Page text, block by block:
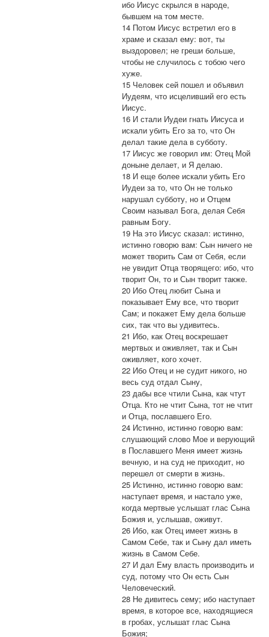
ибо Иисус скрылся в народе,
бывшем на том месте.
14 Потом Иисус встретил его в
храме и сказал ему: вот, ты
выздоровел; не греши больше,
чтобы не случилось с тобою чего
хуже.
15 Человек сей пошел и объявил
Иудеям, что исцеливший его есть
Иисус.
16 И стали Иудеи гнать Иисуса и
искали убить Его за то, что Он
делал такие дела в субботу.
17 Иисус же говорил им: Отец Мой
доныне делает, и Я делаю.
18 И еще более искали убить Его
Иудеи за то, что Он не только
нарушал субботу, но и Отцем
Своим называл Бога, делая Себя
равным Богу.
19 На это Иисус сказал: истинно,
истинно говорю вам: Сын ничего не
может творить Сам от Себя, если
не увидит Отца творящего: ибо, что
творит Он, то и Сын творит также.
20 Ибо Отец любит Сына и
показывает Ему все, что творит
Сам; и покажет Ему дела больше
сих, так что вы удивитесь.
21 Ибо, как Отец воскрешает
мертвых и оживляет, так и Сын
оживляет, кого хочет.
22 Ибо Отец и не судит никого, но
весь суд отдал Сыну,
23 дабы все чтили Сына, как чтут
Отца. Кто не чтит Сына, тот не чтит
и Отца, пославшего Его.
24 Истинно, истинно говорю вам:
слушающий слово Мое и верующий
в Пославшего Меня имеет жизнь
вечную, и на суд не приходит, но
перешел от смерти в жизнь.
25 Истинно, истинно говорю вам:
наступает время, и настало уже,
когда мертвые услышат глас Сына
Божия и, услышав, оживут.
26 Ибо, как Отец имеет жизнь в
Самом Себе, так и Сыну дал иметь
жизнь в Самом Себе.
27 И дал Ему власть производить и
суд, потому что Он есть Сын
Человеческий.
28 Не дивитесь сему; ибо наступает
время, в которое все, находящиеся
в гробах, услышат глас Сына
Божия;